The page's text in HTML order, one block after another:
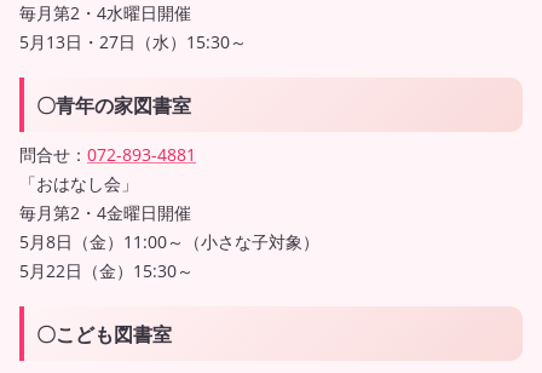
毎月第2・4水曜日開催
5月13日・27日（水）15:30～
〇青年の家図書室
問合せ： 072-893-4881
「おはなし会」
毎月第2・4金曜日開催
5月8日（金）11:00～（小さな子対象）
5月22日（金）15:30～
〇こども図書室